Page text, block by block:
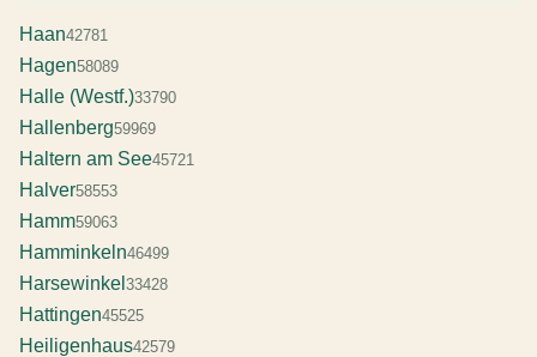
Haan42781
Hagen58089
Halle (Westf.)33790
Hallenberg59969
Haltern am See45721
Halver58553
Hamm59063
Hamminkeln46499
Harsewinkel 33428
Hattingen45525
Heiligenhaus42579